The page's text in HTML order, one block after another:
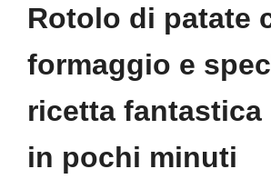
Rotolo di patate
formaggio e
ricetta fantastica
in pochi minuti